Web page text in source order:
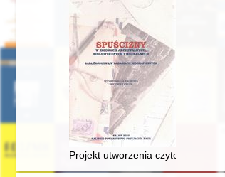
Projekt utworzenia czytelni dla